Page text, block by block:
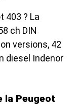
403 ? La
ch DIN
versions, 42
diesel Indenor
la Peugeot